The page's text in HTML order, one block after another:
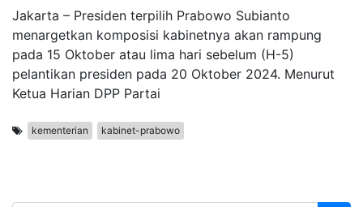
Jakarta – Presiden terpilih Prabowo Subianto
menargetkan komposisi kabinetnya akan rampung
pada 15 Oktober atau lima hari sebelum (H-5)
pelantikan presiden pada 20 Oktober 2024. Menurut
Ketua Harian DPP Partai
kementerian kabinet-prabowo